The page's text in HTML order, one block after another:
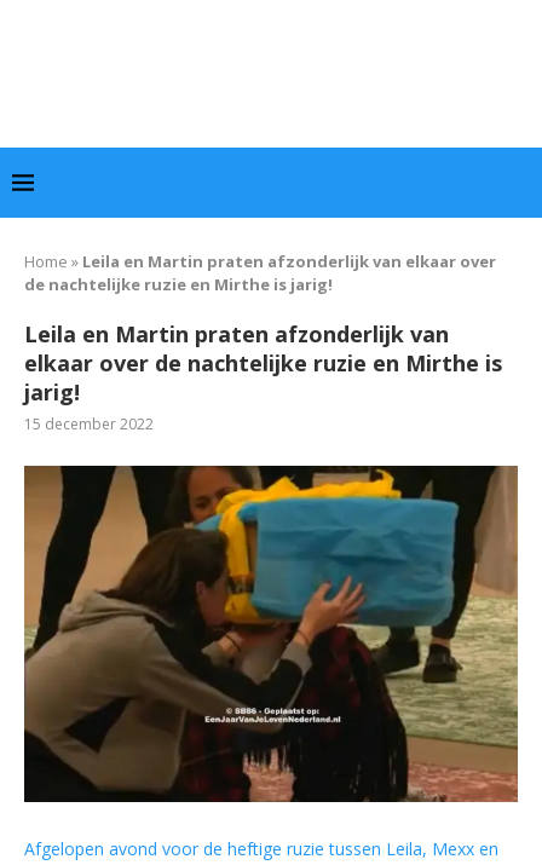
Home » Leila en Martin praten afzonderlijk van elkaar over
de nachtelijke ruzie en Mirthe is jarig!
Leila en Martin praten afzonderlijk van
elkaar over de nachtelijke ruzie en Mirthe is
jarig!
15 december 2022
Afgelopen avond voor de heftige ruzie tussen Leila, Mexx en